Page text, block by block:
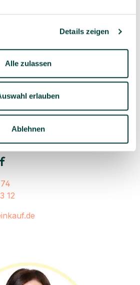
Details zeigen
Alle zulassen
erlauben
Ablehnen
12